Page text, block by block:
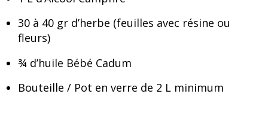
30 à 40 gr d’herbe (feuilles avec résine ou
fleurs)
¾ d’huile Bébé Cadum
Bouteille / Pot en verre de 2 L minimum